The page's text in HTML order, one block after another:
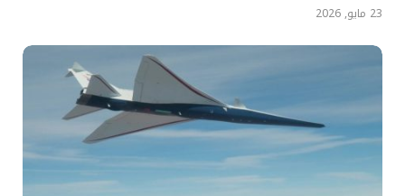
23 مايو, 2026